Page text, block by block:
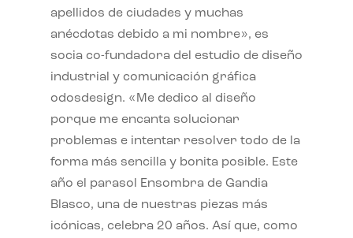
apellidos de ciudades y muchas
anécdotas debido a mi nombre», es
socia co-fundadora del estudio de diseño
industrial y comunicación gráfica
odosdesign. «Me dedico al diseño
porque me encanta solucionar
problemas e intentar resolver todo de la
forma más sencilla y bonita posible. Este
año el parasol Ensombra de Gandia
Blasco, una de nuestras piezas más
icónicas, celebra 20 años. Así que, como